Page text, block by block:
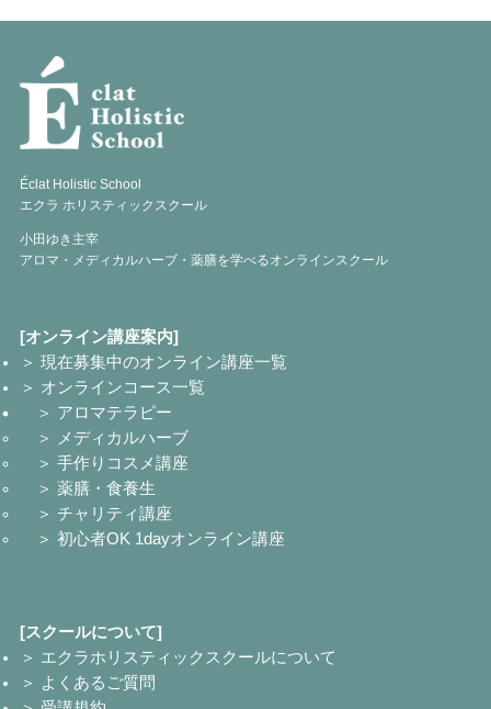
Éclat Holistic School
エクラ ホリスティックスクール
小田ゆき主宰
アロマ・メディカルハーブ・薬膳を学べるオンラインスクール
[オンライン講座案内]
＞ 現在募集中のオンライン講座一覧
＞ オンラインコース一覧
＞ アロマテラピー
＞ メディカルハーブ
＞ 手作りコスメ講座
＞ 薬膳・食養生
＞ チャリティ講座
＞ 初心者OK 1dayオンライン講座
[スクールについて]
＞ エクラホリスティックスクールについて
＞ よくあるご質問